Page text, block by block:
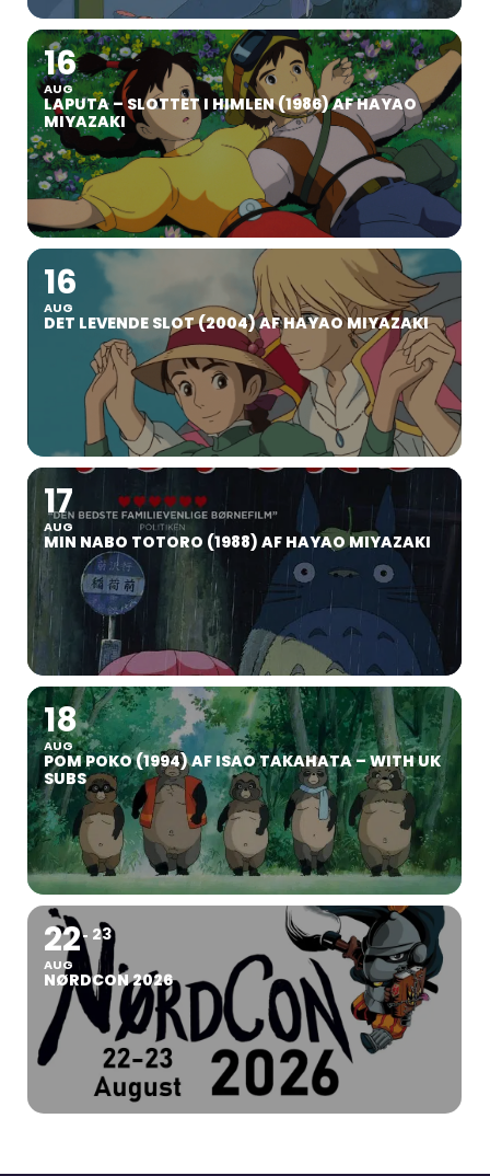
16
AUG
LAPUTA – SLOTTET I HIMLEN (1986) AF HAYAO
MIYAZAKI
16
AUG
DET LEVENDE SLOT (2004) AF HAYAO MIYAZAKI
17
AUG
MIN NABO TOTORO (1988) AF HAYAO MIYAZAKI
18
AUG
POM POKO (1994) AF ISAO TAKAHATA – WITH UK
SUBS
22
AUG
23
NØRDCON 2026